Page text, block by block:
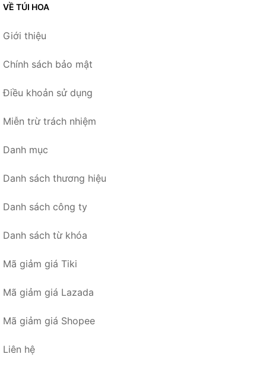
VỀ TÚI HOA
Giới thiệu
Chính sách bảo mật
Điều khoản sử dụng
Miễn trừ trách nhiệm
Danh mục
Danh sách thương hiệu
Danh sách công ty
Danh sách từ khóa
Mã giảm giá Tiki
Mã giảm giá Lazada
Mã giảm giá Shopee
Liên hệ